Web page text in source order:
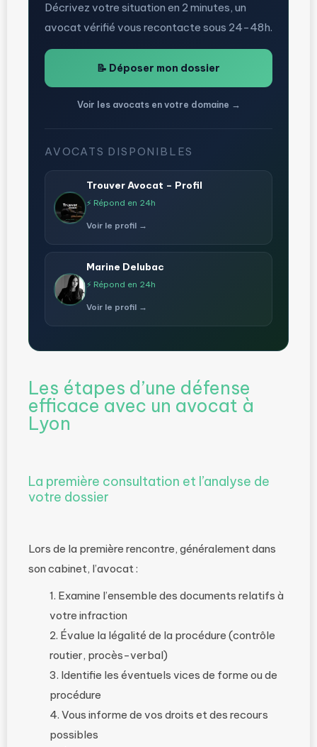
Décrivez votre situation en 2 minutes, un
avocat vérifié vous recontacte sous 24-48h.
📝 Déposer mon dossier
Voir les avocats en votre domaine →
AVOCATS DISPONIBLES
Trouver Avocat – Profil
⚡ Répond en 24h
Voir le profil →
Marine Delubac
⚡ Répond en 24h
Voir le profil →
Les étapes d’une défense
efficace avec un avocat à
Lyon
La première consultation et l’analyse de
votre dossier
Lors de la première rencontre, généralement dans
son cabinet, l’avocat :
Examine l’ensemble des documents relatifs à
votre infraction
Évalue la légalité de la procédure (contrôle
routier, procès-verbal)
Identifie les éventuels vices de forme ou de
procédure
Vous informe de vos droits et des recours
possibles